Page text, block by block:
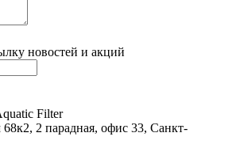
новостей и акций
Filter
2 парадная, офис 33, Санкт-